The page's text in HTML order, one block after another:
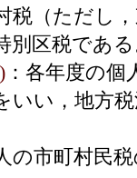
税（ただし
別区税であ
：各年度の
いい，地方
の市町村民